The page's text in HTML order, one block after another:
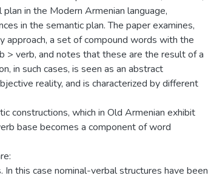
in the Modern Armenian language,
in the semantic plan. The paper examines,
approach, a set of compound words with the
> verb, and notes that these are the result of a
in such cases, is seen as an abstract
reality, and is characterized by different
constructions, which in Old Armenian exhibit
base becomes a component of word
this case nominal-verbal structures have been